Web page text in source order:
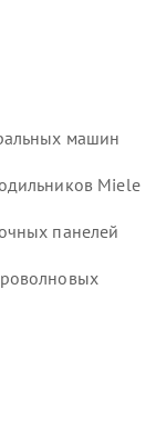
машин
Miele
панелей